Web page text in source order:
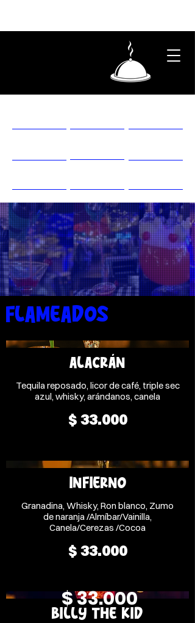
Disfruta de
nuestros
cócteles
FLAMEADOS
ALACRÁN
Tequila reposado, licor de café, triple sec
azul, whisky, arándanos, canela
$ 33.000
INFIERNO
Granadina, Whisky, Ron blanco, Zumo
de naranja /Almíbar/Vainilla,
Canela/Cerezas /Cocoa
$ 33.000
BILLY THE KID
$ 33.000